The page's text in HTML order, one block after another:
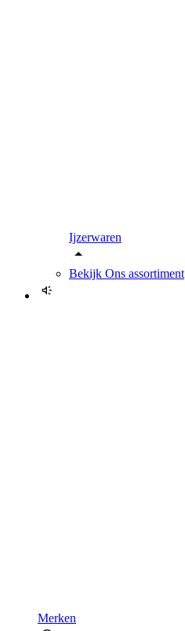
Ijzerwaren
Bekijk Ons assortiment
Merken